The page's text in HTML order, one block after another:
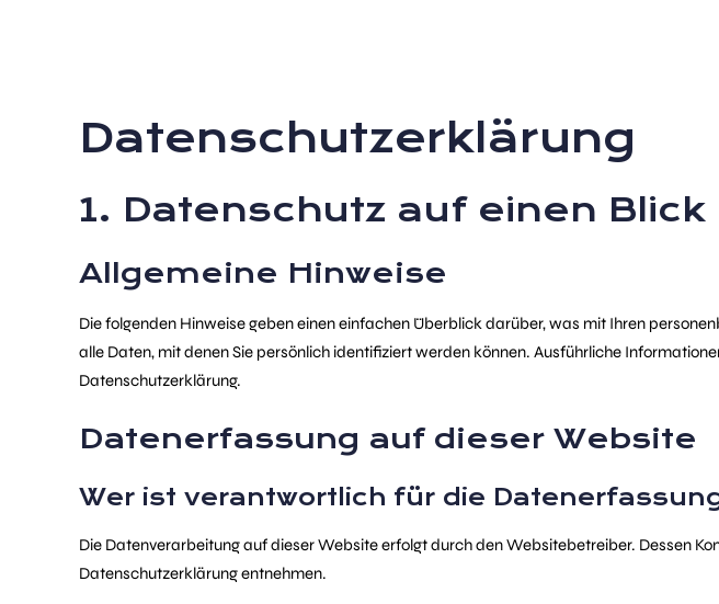
Datenschutz­erklärung
1. Datenschutz auf einen Blick
Allgemeine Hinweise
Die folgenden Hinweise geben einen einfachen Überblick darüber, was mit Ihren
alle Daten, mit denen Sie persönlich identifiziert werden können. Ausführliche
Datenschutzerklärung.
Datenerfassung auf dieser Website
Wer ist verantwortlich für die
Die Datenverarbeitung auf dieser Website erfolgt durch den Websitebetreiber. Dessen
Datenschutzerklärung entnehmen.